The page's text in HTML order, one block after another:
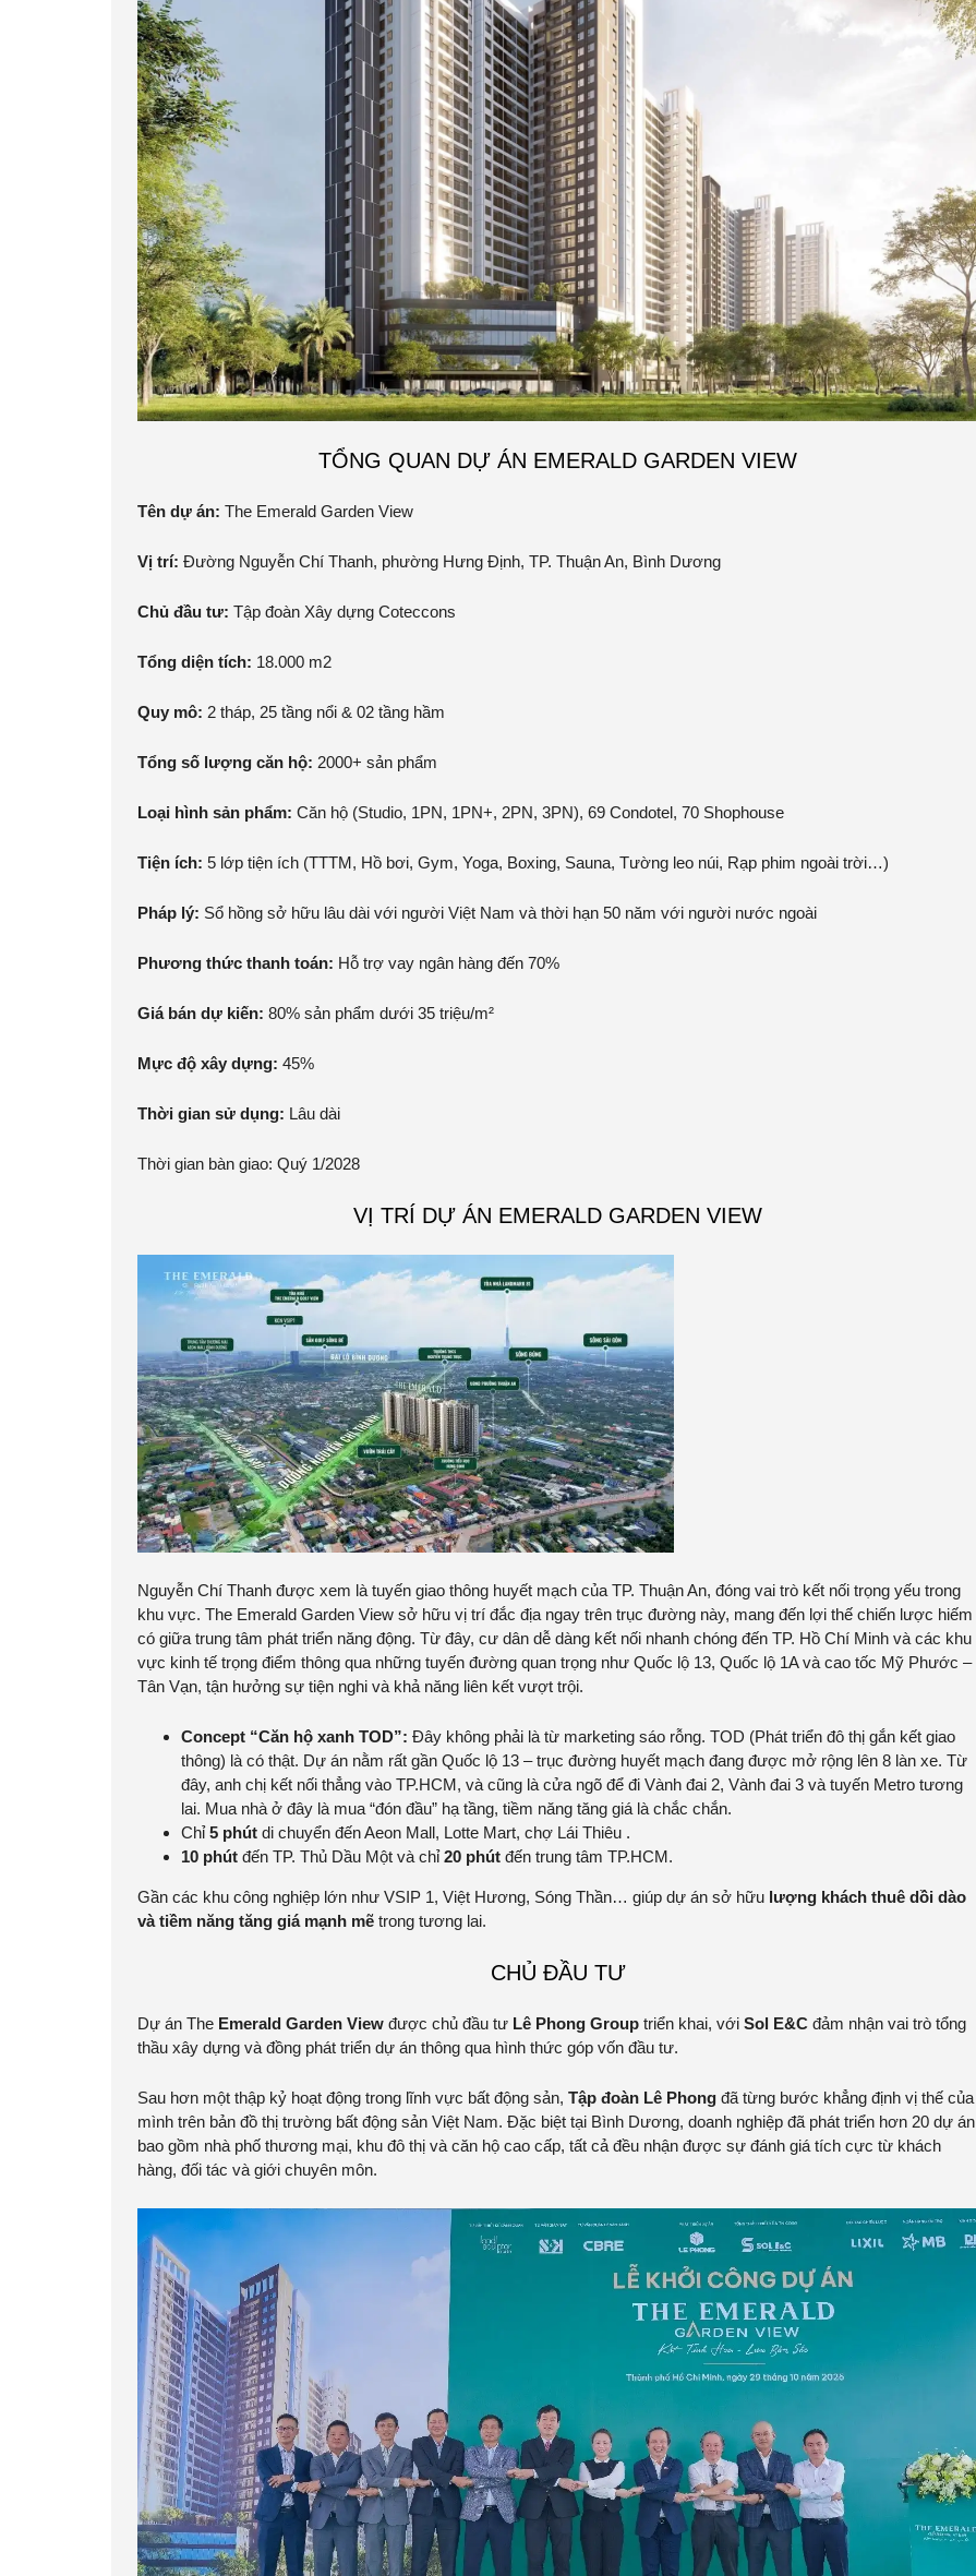
TỔNG QUAN DỰ ÁN EMERALD GARDEN VIEW
Tên dự án: The Emerald Garden View
Vị trí: Đường Nguyễn Chí Thanh, phường Hưng Định, TP. Thuận An, Bình Dương
Chủ đầu tư: Tập đoàn Xây dựng Coteccons
Tổng diện tích: 18.000 m2
Quy mô: 2 tháp, 25 tầng nổi & 02 tầng hầm
Tổng số lượng căn hộ: 2000+ sản phẩm
Loại hình sản phẩm: Căn hộ (Studio, 1PN, 1PN+, 2PN, 3PN), 69 Condotel, 70 Shophouse
Tiện ích: 5 lớp tiện ích (TTTM, Hồ bơi, Gym, Yoga, Boxing, Sauna, Tường leo núi, Rạp phim ngoài trời…)
Pháp lý: Sổ hồng sở hữu lâu dài với người Việt Nam và thời hạn 50 năm với người nước ngoài
Phương thức thanh toán: Hỗ trợ vay ngân hàng đến 70%
Giá bán dự kiến: 80% sản phẩm dưới 35 triệu/m²
Mực độ xây dựng: 45%
Thời gian sử dụng: Lâu dài
Thời gian bàn giao: Quý 1/2028
VỊ TRÍ DỰ ÁN EMERALD GARDEN VIEW
Nguyễn Chí Thanh được xem là tuyến giao thông huyết mạch của TP. Thuận An, đóng vai trò kết nối trọng yếu trong
khu vực. The Emerald Garden View sở hữu vị trí đắc địa ngay trên trục đường này, mang đến lợi thế chiến lược hiếm
có giữa trung tâm phát triển năng động. Từ đây, cư dân dễ dàng kết nối nhanh chóng đến TP. Hồ Chí Minh và các khu
vực kinh tế trọng điểm thông qua những tuyến đường quan trọng như Quốc lộ 13, Quốc lộ 1A và cao tốc Mỹ Phước –
Tân Vạn, tận hưởng sự tiện nghi và khả năng liên kết vượt trội.
Concept “Căn hộ xanh TOD”: Đây không phải là từ marketing sáo rỗng. TOD (Phát triển đô thị gắn kết giao
thông) là có thật. Dự án nằm rất gần Quốc lộ 13 – trục đường huyết mạch đang được mở rộng lên 8 làn xe. Từ
đây, anh chị kết nối thẳng vào TP.HCM, và cũng là cửa ngõ để đi Vành đai 2, Vành đai 3 và tuyến Metro tương
lai. Mua nhà ở đây là mua “đón đầu” hạ tầng, tiềm năng tăng giá là chắc chắn.
Chỉ5 phút di chuyển đến Aeon Mall, Lotte Mart, chợ Lái Thiêu .
10 phút đến TP. Thủ Dầu Một và chỉ20 phút đến trung tâm TP.HCM.
Gần các khu công nghiệp lớn như VSIP 1, Việt Hương, Sóng Thần… giúp dự án sở hữu lượng khách thuê dồi dào
và tiềm năng tăng giá mạnh mẽ trong tương lai.
CHỦ ĐẦU TƯ
Dự án The Emerald Garden View được chủ đầu tư Lê Phong Group triển khai, với Sol E&C đảm nhận vai trò tổng
thầu xây dựng và đồng phát triển dự án thông qua hình thức góp vốn đầu tư.
Sau hơn một thập kỷ hoạt động trong lĩnh vực bất động sản, Tập đoàn Lê Phong đã từng bước khẳng định vị thế của
mình trên bản đồ thị trường bất động sản Việt Nam. Đặc biệt tại Bình Dương, doanh nghiệp đã phát triển hơn 20 dự án
bao gồm nhà phố thương mại, khu đô thị và căn hộ cao cấp, tất cả đều nhận được sự đánh giá tích cực từ khách
hàng, đối tác và giới chuyên môn.